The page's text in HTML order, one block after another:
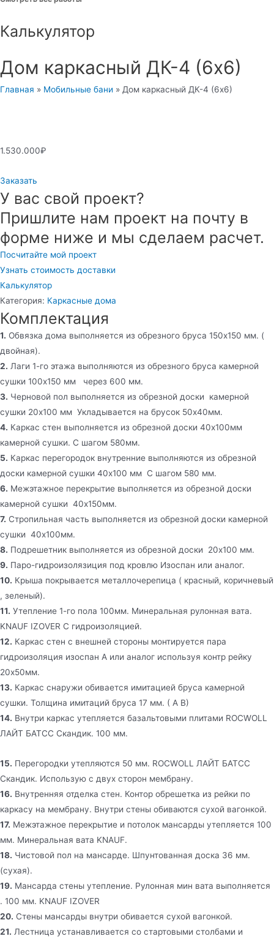
Калькулятор
Дом каркасный ДК-4 (6х6)
Главная » Мобильные бани » Дом каркасный ДК-4 (6х6)
1.530.000₽
Заказать
У вас свой проект?
Пришлите нам проект на почту в
форме ниже и мы сделаем расчет.
Посчитайте мой проект
Узнать стоимость доставки
Калькулятор
Категория: Каркасные дома
Комплектация
1. Обвязка дома выполняется из обрезного бруса 150х150 мм. (
двойная).
2. Лаги 1-го этажа выполняются из обрезного бруса камерной
сушки 100х150 мм через 600 мм.
3. Черновой пол выполняется из обрезной доски камерной
сушки 20х100 мм Укладывается на брусок 50х40мм.
4. Каркас стен выполняется из обрезной доски 40х100мм
камерной сушки. С шагом 580мм.
5. Каркас перегородок внутренние выполняются из обрезной
доски камерной сушки 40х100 мм С шагом 580 мм.
6. Межэтажное перекрытие выполняется из обрезной доски
камерной сушки 40х150мм.
7. Стропильная часть выполняется из обрезной доски камерной
сушки 40х100мм.
8. Подрешетник выполняется из обрезной доски 20х100 мм.
9. Паро-гидроизолязиция под кровлю Изоспан или аналог.
10. Крыша покрывается металлочерепица ( красный, коричневый
, зеленый).
11. Утепление 1-го пола 100мм. Минеральная рулонная вата.
KNAUF IZOVER C гидроизоляцией.
12. Каркас стен c внешней стороны монтируется пара
гидроизоляция изоспан А или аналог используя контр рейку
20х50мм.
13. Каркас снаружи обивается имитацией бруса камерной
сушки. Толщина имитаций бруса 17 мм. ( А В)
14. Внутри каркас утепляется базальтовыми плитами ROCWOLL
ЛАЙТ БАТСС Скандик. 100 мм.
15. Перегородки утепляются 50 мм. ROCWOLL ЛАЙТ БАТСС
Скандик. Использую с двух сторон мембрану.
16. Внутренняя отделка стен. Контор обрешетка из рейки по
каркасу на мембрану. Внутри стены обиваются сухой вагонкой.
17. Межэтажное перекрытие и потолок мансарды утепляется 100
мм. Минеральная вата KNAUF.
18. Чистовой пол на мансарде. Шпунтованная доска 36 мм.
(сухая).
19. Мансарда стены утепление. Рулонная мин вата выполняется
. 100 мм. KNAUF IZOVER
20. Стены мансарды внутри обивается сухой вагонкой.
21. Лестница устанавливается со стартовыми столбами и